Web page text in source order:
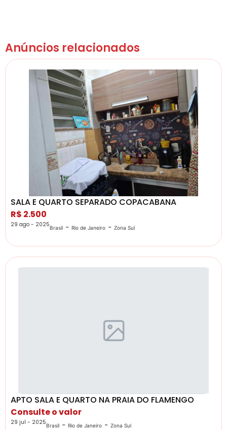
Anúncios relacionados
SALA E QUARTO SEPARADO COPACABANA
R$ 2.500
29 ago - 2025Brasil - Rio de Janeiro - Zona Sul
APTO SALA E QUARTO NA PRAIA DO FLAMENGO
Consulte o valor
29 jul - 2025Brasil - Rio de Janeiro - Zona Sul